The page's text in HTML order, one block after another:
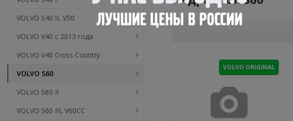
VOLVO ORIGINAL
VOLVO S40 II, V50
VOLVO V40 c 2013 года
VOLVO V40 Cross Country
VOLVO S60
VOLVO S60 II
VOLVO S60 III, V60CC